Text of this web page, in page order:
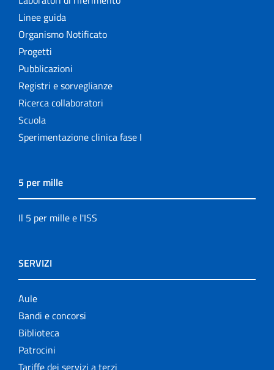
Linee guida
Organismo Notificato
Progetti
Pubblicazioni
Registri e sorveglianze
Ricerca collaboratori
Scuola
Sperimentazione clinica fase I
5 per mille
Il 5 per mille e l'ISS
SERVIZI
Aule
Bandi e concorsi
Biblioteca
Patrocini
Tariffe dei servizi a terzi